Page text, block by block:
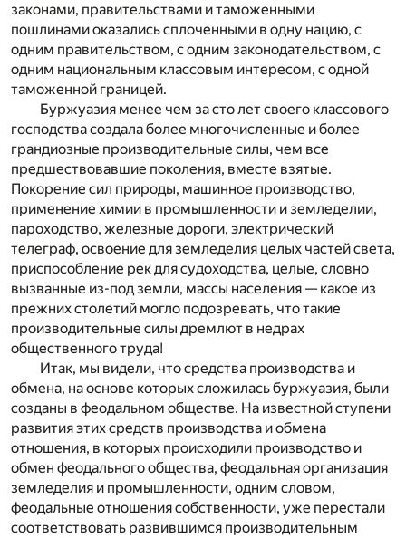
законами, правительствами и таможенными
пошлинами оказались сплоченными в одну нацию, с
одним правительством, с одним законодательством, с
одним национальным классовым интересом, с одной
таможенной границей.
Буржуазия менее чем за сто лет своего классового
господства создала более многочисленные и более
грандиозные производительные силы, чем все
предшествовавшие поколения, вместе взятые.
Покорение сил природы, машинное производство,
применение химии в промышленности и земледелии,
пароходство, железные дороги, электрический
телеграф, освоение для земледелия целых частей света,
приспособление рек для судоходства, целые, словно
вызванные из-под земли, массы населения — какое из
прежних столетий могло подозревать, что такие
производительные силы дремлют в недрах
общественного труда!
Итак, мы видели, что средства производства и
обмена, на основе которых сложилась буржуазия, были
созданы в феодальном обществе. На известной ступени
развития этих средств производства и обмена
отношения, в которых происходили производство и
обмен феодального общества, феодальная организация
земледелия и промышленности, одним словом,
феодальные отношения собственности, уже перестали
соответствовать развившимся производительным